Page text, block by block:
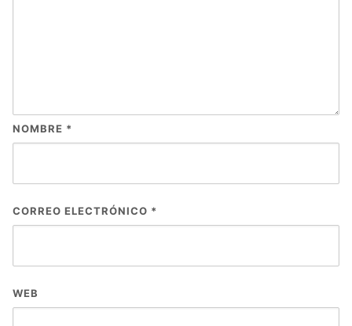
NOMBRE *
CORREO ELECTRÓNICO *
WEB